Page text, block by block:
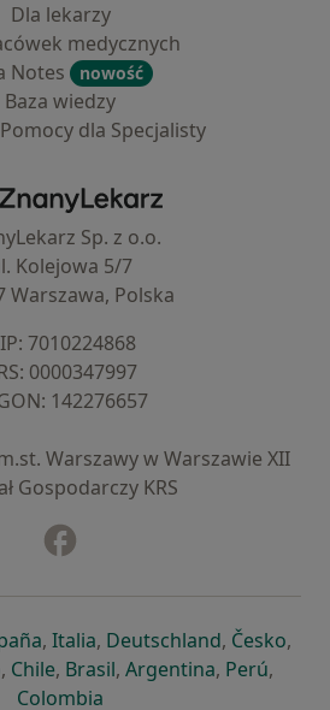
Dla lekarzy
medycznych
Notes
nowość
Baza wiedzy
dla Specjalisty
ZnanyLekarz - Strona główna
Sp. z o.o.
Kolejowa 5/7
Warszawa, Polska
⁠7010224868
⁠0000347997
⁠142276657
Warszawy w Warszawie XII
Gospodarczy KRS
nowej karcie
się w nowej karcie
otwiera się w nowej karcie
, Italiaotwiera się w nowej
, Deutschlandotwiera się
, Česko,
w nowej karcie
otwiera się w nowej karcie
, Chileotwiera się w nowej karcie
, Brasilotwiera się w nowej
, Argentinaotwiera się
, Perú,
Colombia